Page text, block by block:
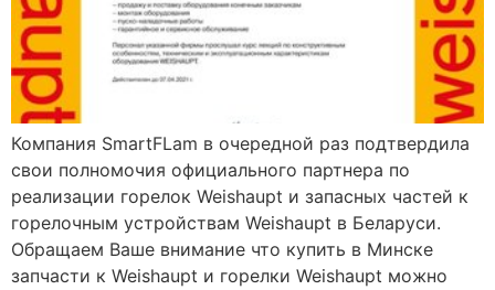
Компания SmartFLam в очередной раз подтвердила
свои полномочия официального партнера по
реализации горелок Weishaupt и запасных частей к
горелочным устройствам Weishaupt в Беларуси.
Обращаем Ваше внимание что купить в Минске
запчасти к Weishaupt и горелки Weishaupt можно